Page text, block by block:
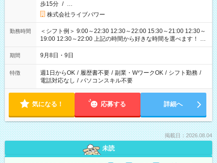
歩15分 / …
株式会社ライブパワー
勤務時間
＜シフト例＞ 9:00～22:30 12:30～22:00 15:30～21:00 12:30～
19:00 12:30～22:00 上記の時間から好きな時間を選べます！ ※
時間は変更となる可能性があります
期間 9月8日・9日
特徴 週1日からOK / 履歴書不要 / 副業・WワークOK / シフト勤務 /
電話対応なし / パソコンスキル不要
気になる！ 応募する 詳細へ
掲載日：2026.08.04
未読